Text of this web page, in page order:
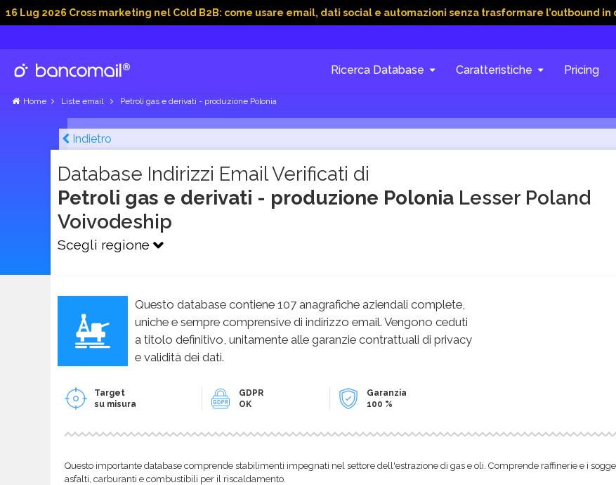
2026 Cross marketing nel Cold B2B: come usare email, dati social e automazioni senza trasformare l’outbound in caos
Ricerca Database Caratteristiche Pricing
Home Liste email Petroli gas e derivati - produzione Polonia
Indietro
Database Indirizzi Email Verificati di
Petroli gas e derivati - produzione Polonia Lesser Poland
Voivodeship
Scegli regione
Questo database contiene 107 anagrafiche aziendali complete,
uniche e sempre comprensive di indirizzo email. Vengono ceduti
a titolo definitivo, unitamente alle garanzie contrattuali di privacy
e validità dei dati.
Target
su misura
GDPR
OK
Garanzia
100 %
Questo importante database comprende stabilimenti impegnati nel settore dell'estrazione di gas e oli. Comprende raffinerie e i
asfalti, carburanti e combustibili per il riscaldamento.